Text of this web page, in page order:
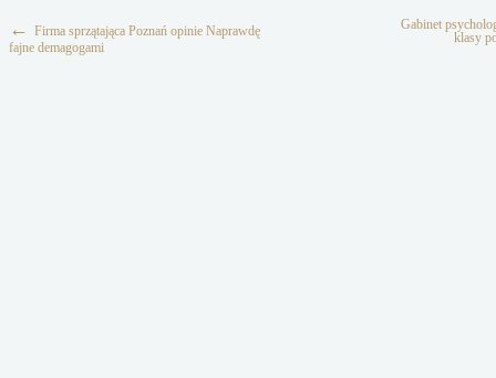
← Firma sprzątająca Poznań opinie Naprawdę
fajne demagogami
Gabinet
klasy